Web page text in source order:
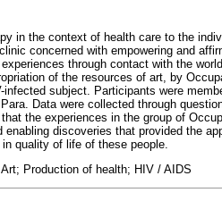
in the context of health care to the
concerned with empowering and
through contact with the
of the resources of art, by
subject. Participants were
Data were collected through
the experiences in the group of
discoveries that provided the
quality of life of these people.
Production of health; HIV / AIDS